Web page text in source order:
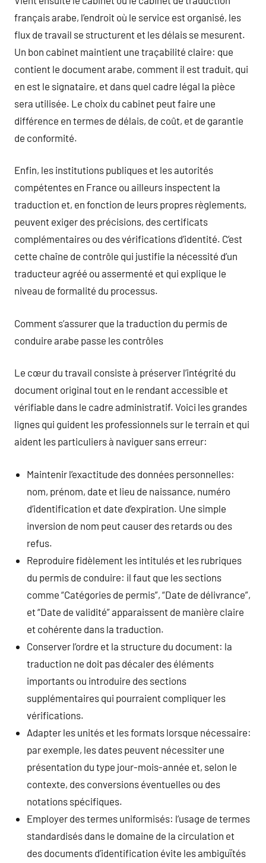
français arabe, l’endroit où le service est organisé, les
flux de travail se structurent et les délais se mesurent.
Un bon cabinet maintient une traçabilité claire: que
contient le document arabe, comment il est traduit, qui
en est le signataire, et dans quel cadre légal la pièce
sera utilisée. Le choix du cabinet peut faire une
différence en termes de délais, de coût, et de garantie
de conformité.
Enfin, les institutions publiques et les autorités
compétentes en France ou ailleurs inspectent la
traduction et, en fonction de leurs propres règlements,
peuvent exiger des précisions, des certificats
complémentaires ou des vérifications d’identité. C’est
cette chaîne de contrôle qui justifie la nécessité d’un
traducteur agréé ou assermenté et qui explique le
niveau de formalité du processus.
Comment s’assurer que la traduction du permis de
conduire arabe passe les contrôles
Le cœur du travail consiste à préserver l’intégrité du
document original tout en le rendant accessible et
vérifiable dans le cadre administratif. Voici les grandes
lignes qui guident les professionnels sur le terrain et qui
aident les particuliers à naviguer sans erreur:
Maintenir l’exactitude des données personnelles:
nom, prénom, date et lieu de naissance, numéro
d’identification et date d’expiration. Une simple
inversion de nom peut causer des retards ou des
refus.
Reproduire fidèlement les intitulés et les rubriques
du permis de conduire: il faut que les sections
comme “Catégories de permis”, “Date de délivrance”,
et “Date de validité” apparaissent de manière claire
et cohérente dans la traduction.
Conserver l’ordre et la structure du document: la
traduction ne doit pas décaler des éléments
importants ou introduire des sections
supplémentaires qui pourraient compliquer les
vérifications.
Adapter les unités et les formats lorsque nécessaire:
par exemple, les dates peuvent nécessiter une
présentation du type jour-mois-année et, selon le
contexte, des conversions éventuelles ou des
notations spécifiques.
Employer des termes uniformisés: l’usage de termes
standardisés dans le domaine de la circulation et
des documents d’identification évite les ambiguïtés